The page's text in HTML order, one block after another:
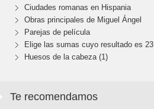
Ciudades romanas en Hispania
Obras principales de Miguel Ángel
Parejas de película
Elige las sumas cuyo resultado es 23
Huesos de la cabeza (1)
Te recomendamos